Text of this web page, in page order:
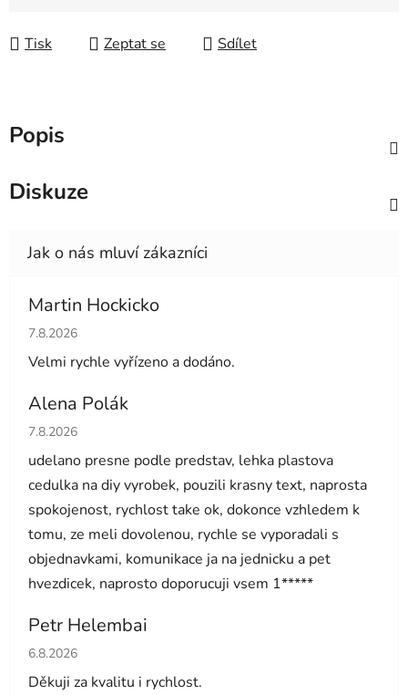
Tisk Zeptat se Sdílet
Popis
Diskuze
Martin Hockicko
Hodnocení obchodu je 5 z 5 hvězdiček.
7.8.2026
Velmi rychle vyřízeno a dodáno.
Alena Polák
Hodnocení obchodu je 5 z 5 hvězdiček.
7.8.2026
udelano presne podle predstav, lehka plastova
cedulka na diy vyrobek, pouzili krasny text, naprosta
spokojenost, rychlost take ok, dokonce vzhledem k
tomu, ze meli dovolenou, rychle se vyporadali s
objednavkami, komunikace ja na jednicku a pet
hvezdicek, naprosto doporucuji vsem 1*****
Petr Helembai
Hodnocení obchodu je 5 z 5 hvězdiček.
6.8.2026
Děkuji za kvalitu i rychlost.